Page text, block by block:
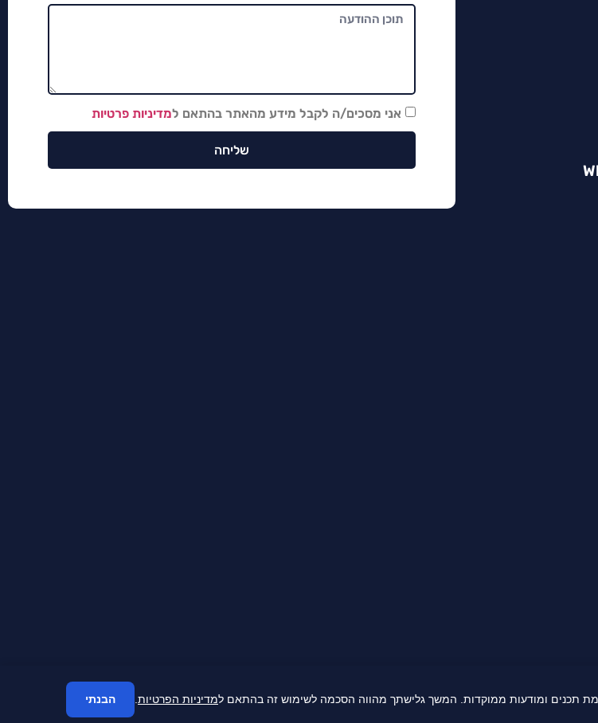
אני מסכים/ה לקבל מידע מהאתר בהתאם למדיניות פרטיות
שליחה
מדיניות הפרטיות הבנתי